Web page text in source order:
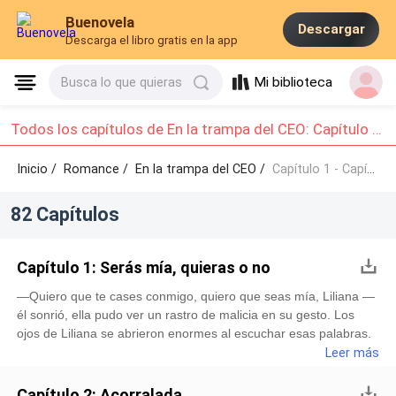
Buenovela
Descarga el libro gratis en la app
Descargar
Busca lo que quieras Mi biblioteca
Todos los capítulos de En la trampa del CEO: Capítulo 1 - Capítulo 10
Inicio / Romance/En la trampa del CEO / Capítulo 1 - Capítulo 10
82 Capítulos
Capítulo 1: Serás mía, quieras o no
—Quiero que te cases conmigo, quiero que seas mía, Liliana —
él sonrió, ella pudo ver un rastro de malicia en su gesto. Los
ojos de Liliana se abrieron enormes al escuchar esas palabras.
La luz del fuego de la chimenea iluminó el rostro de Demian,
Imaginó a un joven como ella, al menos eso le hicieron creer
Leer más